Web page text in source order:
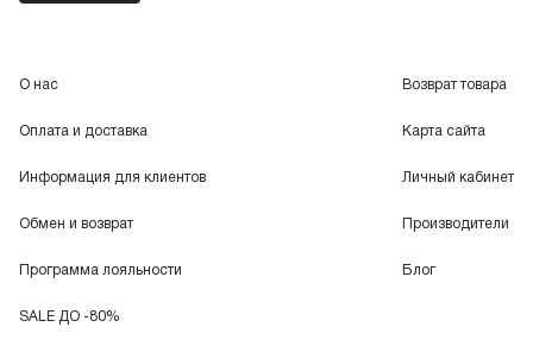
О нас
Оплата и доставка
Информация для клиентов
Обмен и возврат
Программа лояльности
SALE ДО -80%
Возврат товара
Карта сайта
Личный кабинет
Производители
Блог